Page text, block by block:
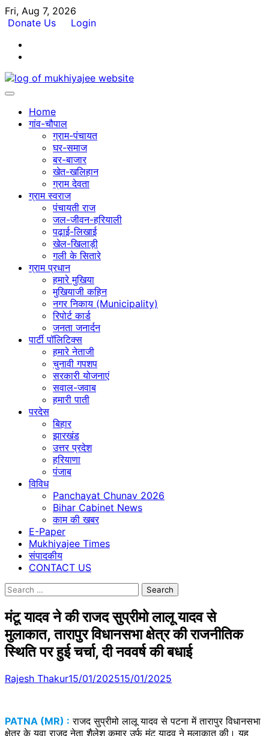
Skip
to
Fri, Aug 7, 2026
Donate Us
Login
Home
गांव-चौपाल
ग्राम-पंचायत
घर-समाज
बर-बाजार
खेत-खलिहान
ग्राम देवता
ग्राम स्वराज
पंचायती राज
जल-जीवन-हरियाली
पढ़ाई-लिखाई
खेल-खिलाड़ी
गली के सितारे
ग्राम प्रधान
हमारे मुखिया
मुखियाजी कहिन
नगर निकाय (Municipality)
रिपोर्ट कार्ड
जनता जनार्दन
पार्टी पॉलिटिक्स
हमारे नेताजी
चुनावी गपशप
सरकारी योजनाएं
सवाल-जवाब
हमारी पाती
परदेस
बिहार
झारखंड
उत्तर प्रदेश
हरियाणा
पंजाब
विविध
Panchayat Chunav 2026
Bihar Cabinet News
काम की खबर
E-Paper
Mukhiyajee Times
संपादकीय
CONTACT US
Search
मंटू यादव ने की राजद सुप्रीमो लालू यादव से
मुलाकात, तारापुर विधानसभा क्षेत्र की राजनीतिक
स्थिति पर हुई चर्चा, दी नववर्ष की बधाई
Rajesh Thakur15/01/202515/01/2025
PATNA (MR) : राजद सुप्रीमो लालू यादव से पटना में तारापुर विधानसभा
क्षेत्र के युवा राजद नेता शैलेश कुमार उर्फ मंटू यादव ने मुलाकात की। यह